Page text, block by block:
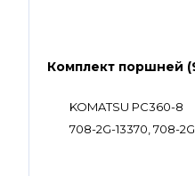
Комплект поршней
KOMATSU PC360-8
708-2G-13370, 708-